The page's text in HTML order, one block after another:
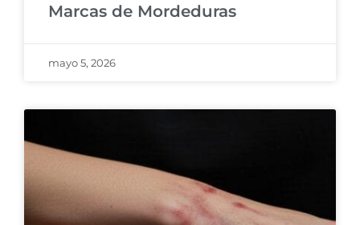
Marcas de Mordeduras
mayo 5, 2026